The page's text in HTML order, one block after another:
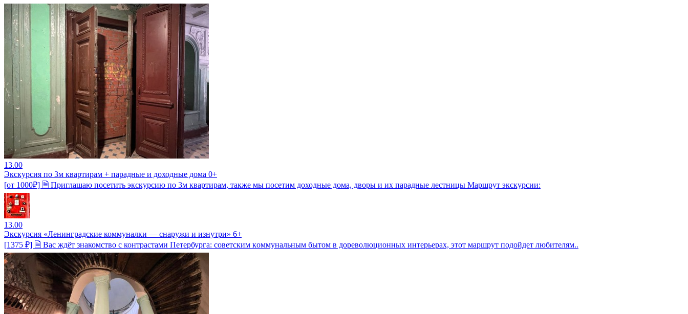
13.00
Экскурсия по 3м квартирам + парадные и доходные дома 0+
[от 1000₽] 🗎 Приглашаю посетить экскурсию по 3м квартирам, также мы посетим доходные дома, дворы и их парадные лестницы Маршрут экскурсии:
13.00
Экскурсия «Ленинградские коммуналки — снаружи и изнутри» 6+
[1375 ₽] 🗎 Вас ждёт знакомство с контрастами Петербурга: советским кoммунальным бытом в дopеволюционных интeрьeрaх, этот маршрут подойдет любителям..